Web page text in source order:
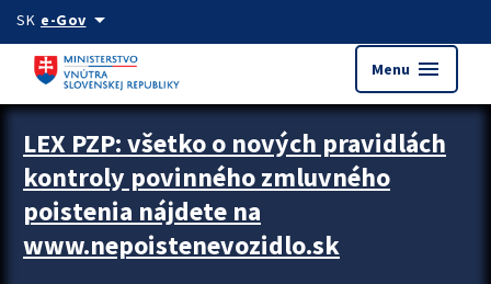
Preskocit na hlavný obsah
SK e-Govarrow_drop_down
Menu menu
Zastavit automatický posun upútavok
LEX PZP: všetko o nových pravidlách
kontroly povinného zmluvného
poistenia nájdete na
www.nepoistenevozidlo.sk